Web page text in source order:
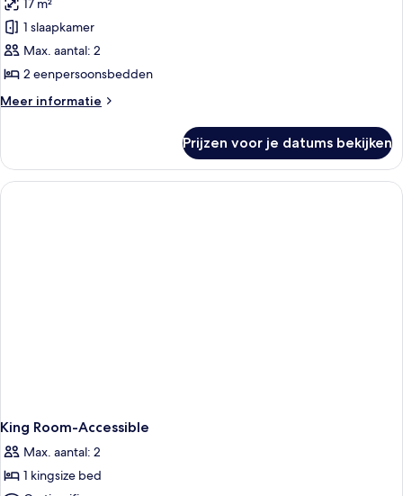
slaapbank
(Connecting
Rooms)
voor
Twin
kamer,
2
eenpersoonsbedden
laden
17 m²
1 slaapkamer
Max. aantal: 2
2 eenpersoonsbedden
Meer informatie
Meer
kamer,
eenpersoonsbedden
Prijzen voor je datums bekijken
King Room-Accessible
Max. aantal: 2
1 kingsize bed